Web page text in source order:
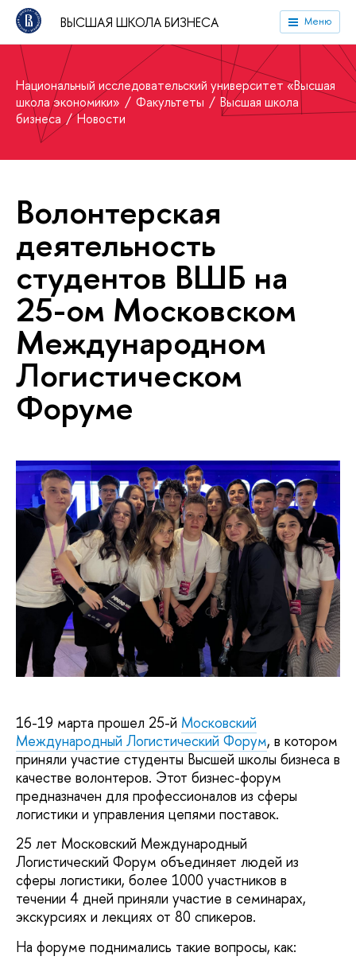
ВЫСШАЯ ШКОЛА БИЗНЕСА Меню
Национальный исследовательский университет «Высшая
школа экономики»
Факультеты
Высшая школа
бизнеса
Новости
Волонтерская
деятельность
студентов ВШБ на
25-ом Московском
Международном
Логистическом
Форуме
16-19 марта прошел 25-й Московский
Международный Логистический Форум, в котором
приняли участие студенты Высшей школы бизнеса в
качестве волонтеров. Этот бизнес-форум
предназначен для профессионалов из сферы
логистики и управления цепями поставок.
25 лет Московский Международный
Логистический Форум объединяет людей из
сферы логистики, более 1000 участников в
течении 4 дней приняли участие в семинарах,
экскурсиях и лекциях от 80 спикеров.
На форуме поднимались такие вопросы, как: